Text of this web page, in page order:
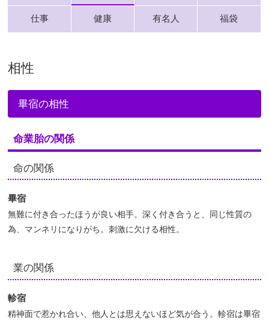
仕事 健康 有名人 福袋
相性
畢宿の相性
命業胎の関係
命の関係
畢宿
無難に付き合ったほうが良い相手。深く付き合うと、同じ性質の
為、マンネリになりがち。刺激に欠ける相性。
業の関係
軫宿
精神面で惹かれ合い、他人とは思えないほど気が合う。軫宿は畢宿